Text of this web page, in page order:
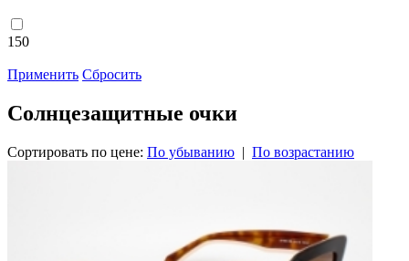
150
Применить Сбросить
Солнцезащитные очки
Сортировать по цене: По убыванию | По возрастанию